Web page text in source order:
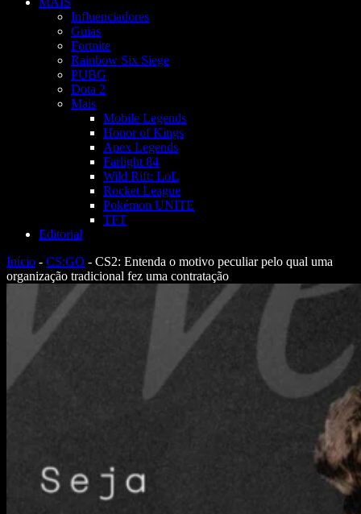
Influenciadores
Guias
Fortnite
Rainbow Six Siege
PUBG
Dota 2
Mais
Mobile Legends
Honor of Kings
Apex Legends
Farlight 84
Wild Rift: LoL
Rocket League
Pokémon UNITE
TFT
Editorial
Início - CS:GO - CS2: Entenda o motivo peculiar pelo qual uma
organização tradicional fez uma contratação